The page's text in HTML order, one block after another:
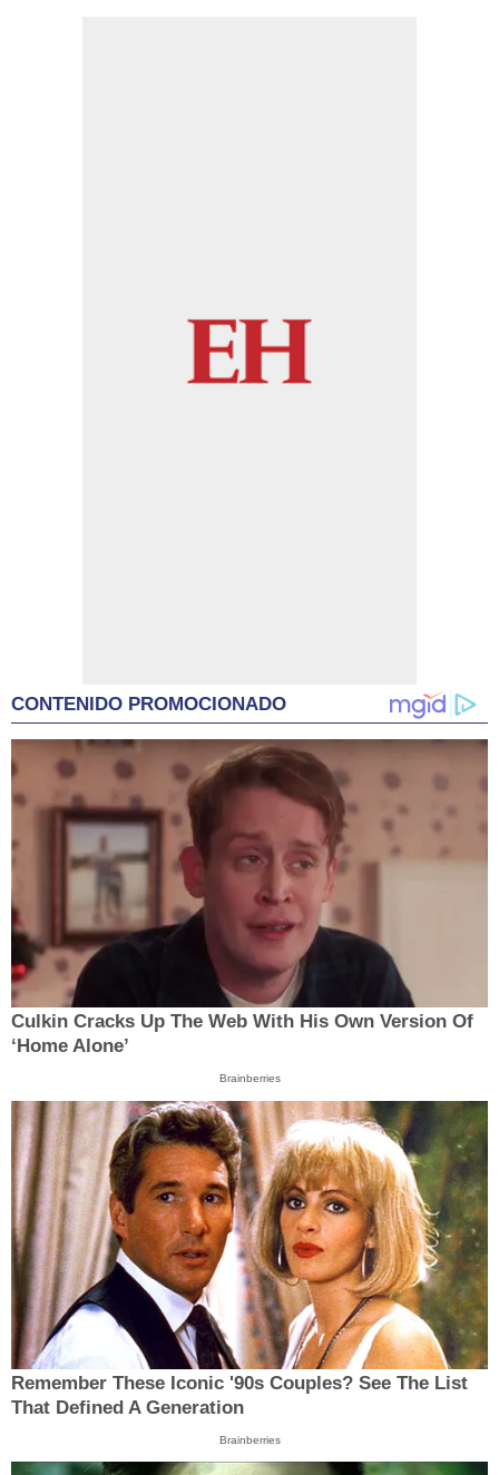
CONTENIDO PROMOCIONADO
Culkin Cracks Up The Web With His Own Version Of
‘Home Alone’
Brainberries
Remember These Iconic '90s Couples? See The List
That Defined A Generation
Brainberries